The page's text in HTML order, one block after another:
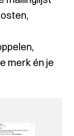
merk én je